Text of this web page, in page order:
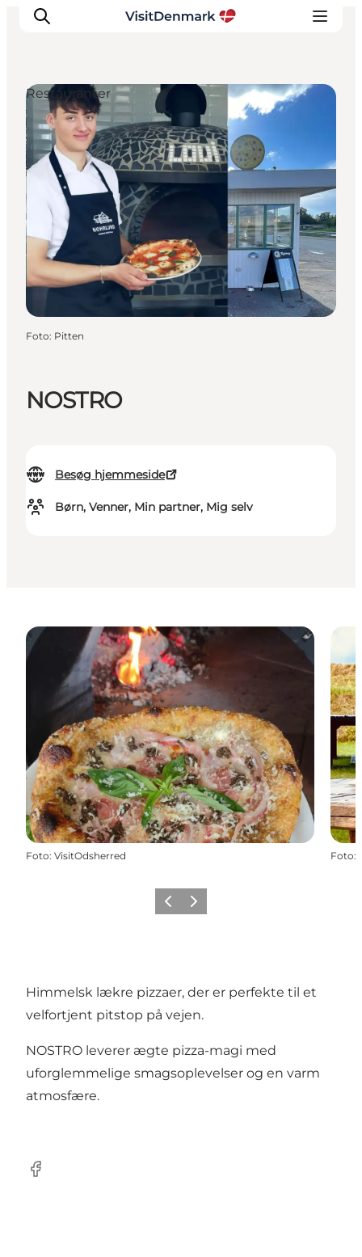
Inspiration
Destinationer
Oplevelser
Overnatning
Planlæg ferien
NOSTRO
Besøg hjemmeside
Børn, Venner, Min partner, Mig selv
Restauranter
Foto: Pitten
Foto: VisitOdsherred Foto:
ForrigeNæste
Himmelsk lækre pizzaer, der er perfekte til et
velfortjent pitstop på vejen.
NOSTRO leverer ægte pizza-magi med
uforglemmelige smagsoplevelser og en varm
atmosfære.
Facebook